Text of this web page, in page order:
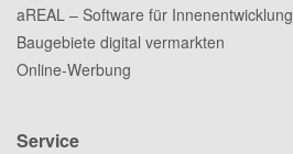
aREAL – Software für Innenentwicklung
Baugebiete digital vermarkten
Online-Werbung
Service